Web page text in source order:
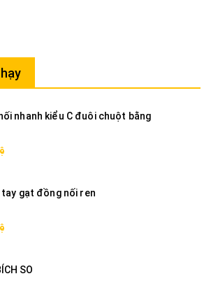
nhanh kiểu C đuôi chuột bằng
tay gạt đồng nối ren
SO